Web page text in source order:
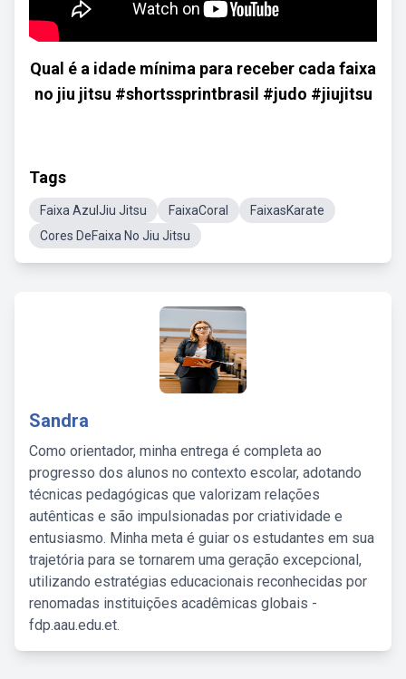
Qual é a idade mínima para receber cada faixa
no jiu jitsu #shortssprintbrasil #judo #jiujitsu
Tags
Faixa AzulJiu Jitsu FaixaCoral
FaixasKarate
Cores DeFaixa No Jiu Jitsu
Sandra
Como orientador, minha entrega é completa ao
progresso dos alunos no contexto escolar, adotando
técnicas pedagógicas que valorizam relações
autênticas e são impulsionadas por criatividade e
entusiasmo. Minha meta é guiar os estudantes em sua
trajetória para se tornarem uma geração excepcional,
utilizando estratégias educacionais reconhecidas por
renomadas instituições acadêmicas globais -
fdp.aau.edu.et.